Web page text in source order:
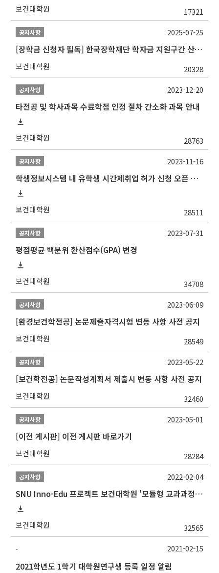
보건대학원 17321
공지사항
[장학금 신청자 필독] 한국장학재단 학자금 지원구간 산정 권고
보건대학원 20328
2025-07-25
공지사항
타전공 및 학사과목 수료학점 인정 절차 간소화 과목 안내
보건대학원 28763
2023-12-20
공지사항
학생정보시스템 내 유학생 시간제취업 허가 신청 오픈 안내
보건대학원 28511
2023-11-16
공지사항
평점평균 백분위 환산점수(GPA) 변경
보건대학원 34708
2023-07-31
공지사항
[환경보건학전공] 논문제출자격시험 변동 사항 사전 공지
보건대학원 28549
2023-06-09
공지사항
[보건학전공] 논문작성계획서 제출시 변동 사항 사전 공지
보건대학원 32460
2023-05-22
공지사항
[이전 게시판] 이전 게시판 바로가기
보건대학원 28284
2023-05-01
공지사항
SNU Inno-Edu 프로젝트 보건대학원 '모듈형 교과과정' 안내(revised 2022/2/28)
보건대학원 32565
2022-02-04
-
2021학년도 1학기 대학원연구생 등록 일정 알림
2021-02-15